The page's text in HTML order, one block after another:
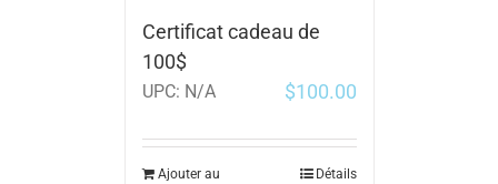
Certificat cadeau de
100$
UPC: N/A $100.00
Ajouter au
Détails